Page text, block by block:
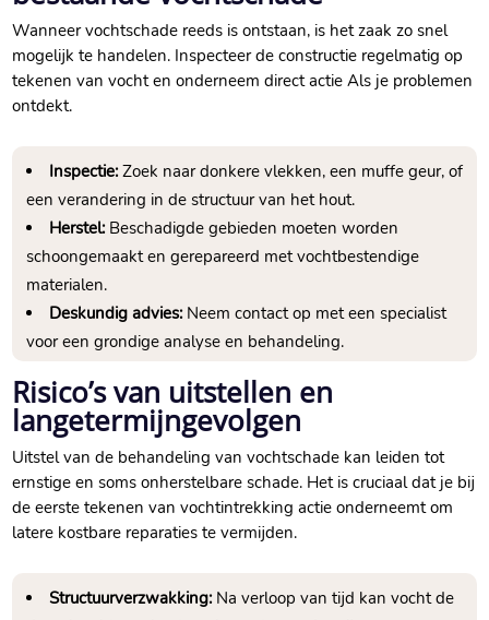
Wanneer vochtschade reeds is ontstaan, is het zaak zo snel
mogelijk te handelen.​ Inspecteer de constructie regelmatig op
tekenen van vocht en onderneem direct actie Als je problemen
ontdekt.​
Inspectie:Zoek naar donkere vlekken, een muffe geur, of
een verandering in de structuur van het hout.​
Herstel:Beschadigde gebieden moeten worden
schoongemaakt en gerepareerd met vochtbestendige
materialen.​
Deskundig advies:Neem contact op met een specialist
voor een grondige analyse en behandeling.​
Risico’s van uitstellen en
langetermijngevolgen
Uitstel van de behandeling van vochtschade kan leiden tot
ernstige en soms onherstelbare schade.​ Het is cruciaal dat je bij
de eerste tekenen van vochtintrekking actie onderneemt om
latere kostbare reparaties te vermijden.​
Structuurverzwakking:Na verloop van tijd kan vocht de